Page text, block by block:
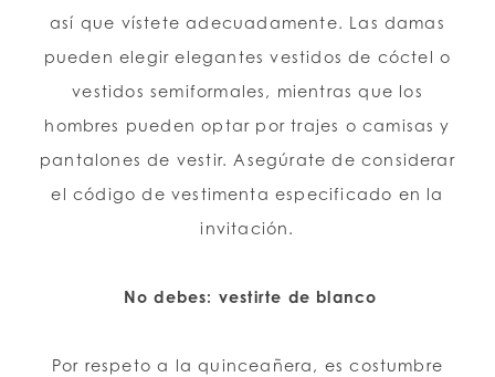
así que vístete adecuadamente. Las damas
pueden elegir elegantes vestidos de cóctel o
vestidos semiformales, mientras que los
hombres pueden optar por trajes o camisas y
pantalones de vestir. Asegúrate de considerar
el código de vestimenta especificado en la
invitación.
No debes: vestirte de blanco
Por respeto a la quinceañera, es costumbre